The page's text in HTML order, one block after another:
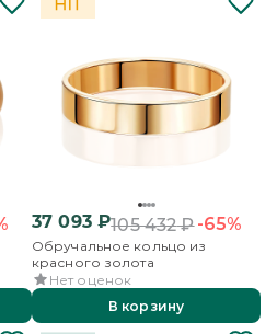
37 093₽105 432₽-65%
Обручальное кольцо из
красного золота
Нет оценок
В корзину